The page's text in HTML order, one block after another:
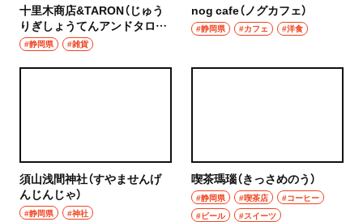
十里木商店&TARON（じゅう
りぎしょうてんアンドタロ
ン）
#静岡県 #雑貨
nog cafe（ノグカフェ）
#静岡県 #カフェ #洋食
須山浅間神社（すやませんげ
んじんじゃ）
#静岡県 #神社
喫茶瑪瑙（きっさめのう）
#静岡県 #喫茶店
#コーヒー
#ビール
#スイーツ